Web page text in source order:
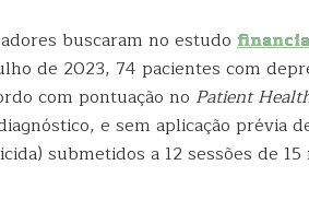
buscaram no estudo
de 2023, 74 pacientes com
com pontuação no Patient
e sem aplicação prévia
submetidos a 12 sessões de